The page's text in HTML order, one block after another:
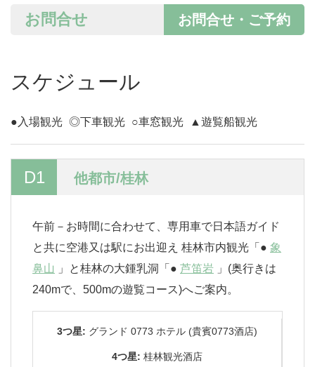
お問合せ・ご予約
お問合せ
スケジュール
●入場観光 ◎下車観光 ○車窓観光 ▲遊覧船観光
D1 他都市/桂林
午前－お時間に合わせて、専用車で日本語ガイド
と共に空港又は駅にお出迎え 桂林市内観光「● 象
鼻山
」と桂林の大鍾乳洞「● 芦笛岩 」(奥行きは
240mで、500mの遊覧コース)へご案内。
3つ星: グランド 0773 ホテル (貴賓0773酒店)
4つ星: 桂林観光酒店